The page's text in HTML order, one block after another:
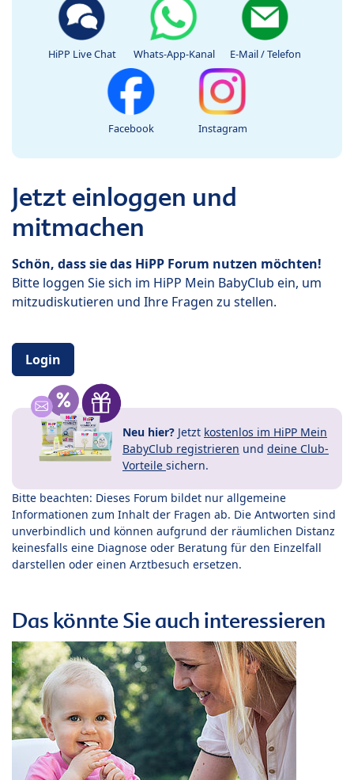
HiPP Live Chat Whats-App-Kanal E-Mail / Telefon
Facebook Instagram
Jetzt einloggen und
mitmachen
Schön, dass sie das HiPP Forum nutzen möchten!
Bitte loggen Sie sich im HiPP Mein BabyClub ein, um
mitzudiskutieren und Ihre Fragen zu stellen.
Login
Neu hier? Jetzt kostenlos im HiPP Mein
BabyClub registrieren und deine Club-
Vorteile sichern.
Bitte beachten: Dieses Forum bildet nur allgemeine
Informationen zum Inhalt der Fragen ab. Die Antworten sind
unverbindlich und können aufgrund der räumlichen Distanz
keinesfalls eine Diagnose oder Beratung für den Einzelfall
darstellen oder einen Arztbesuch ersetzen.
Das könnte Sie auch interessieren